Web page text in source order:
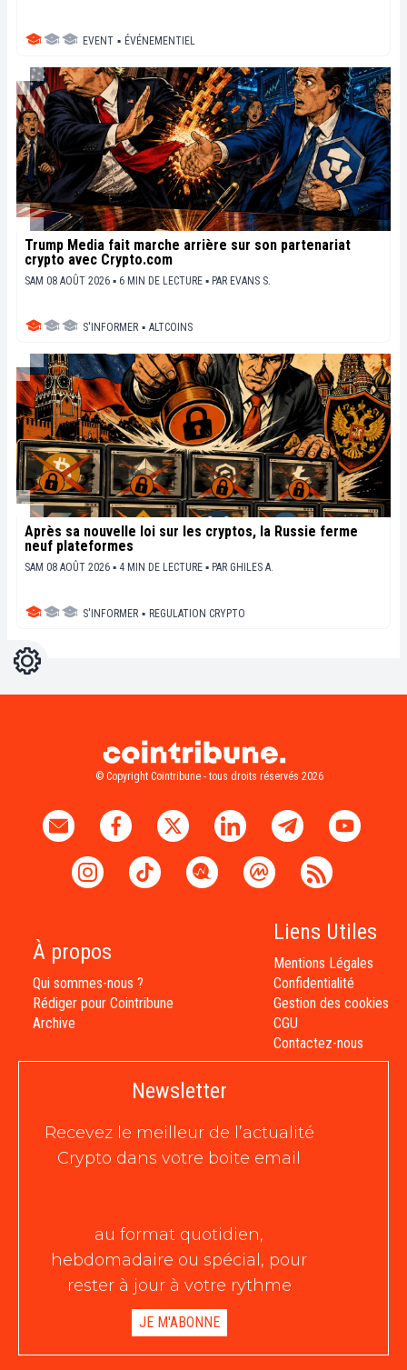
EVENT ▪ ÉVÉNEMENTIEL
Trump Media fait marche arrière sur son partenariat
crypto avec Crypto.com
SAM 08 AOÛT 2026 ▪ 6 MIN DE LECTURE ▪ PAR EVANS S.
S'INFORMER ▪ ALTCOINS
Après sa nouvelle loi sur les cryptos, la Russie ferme
neuf plateformes
SAM 08 AOÛT 2026 ▪ 4 MIN DE LECTURE ▪ PAR GHILES A.
S'INFORMER ▪ REGULATION CRYPTO
Réglages
© Copyright Cointribune - tous droits réservés 2026
À propos
Qui sommes-nous ?
Rédiger pour Cointribune
Archive
Liens Utiles
Mentions Légales
Confidentialité
Gestion des cookies
CGU
Contactez-nous
Newsletter
Recevez le meilleur de l’actualité
Crypto dans votre boite email
au format quotidien,
hebdomadaire ou spécial, pour
rester à jour à votre rythme
JE M'ABONNE